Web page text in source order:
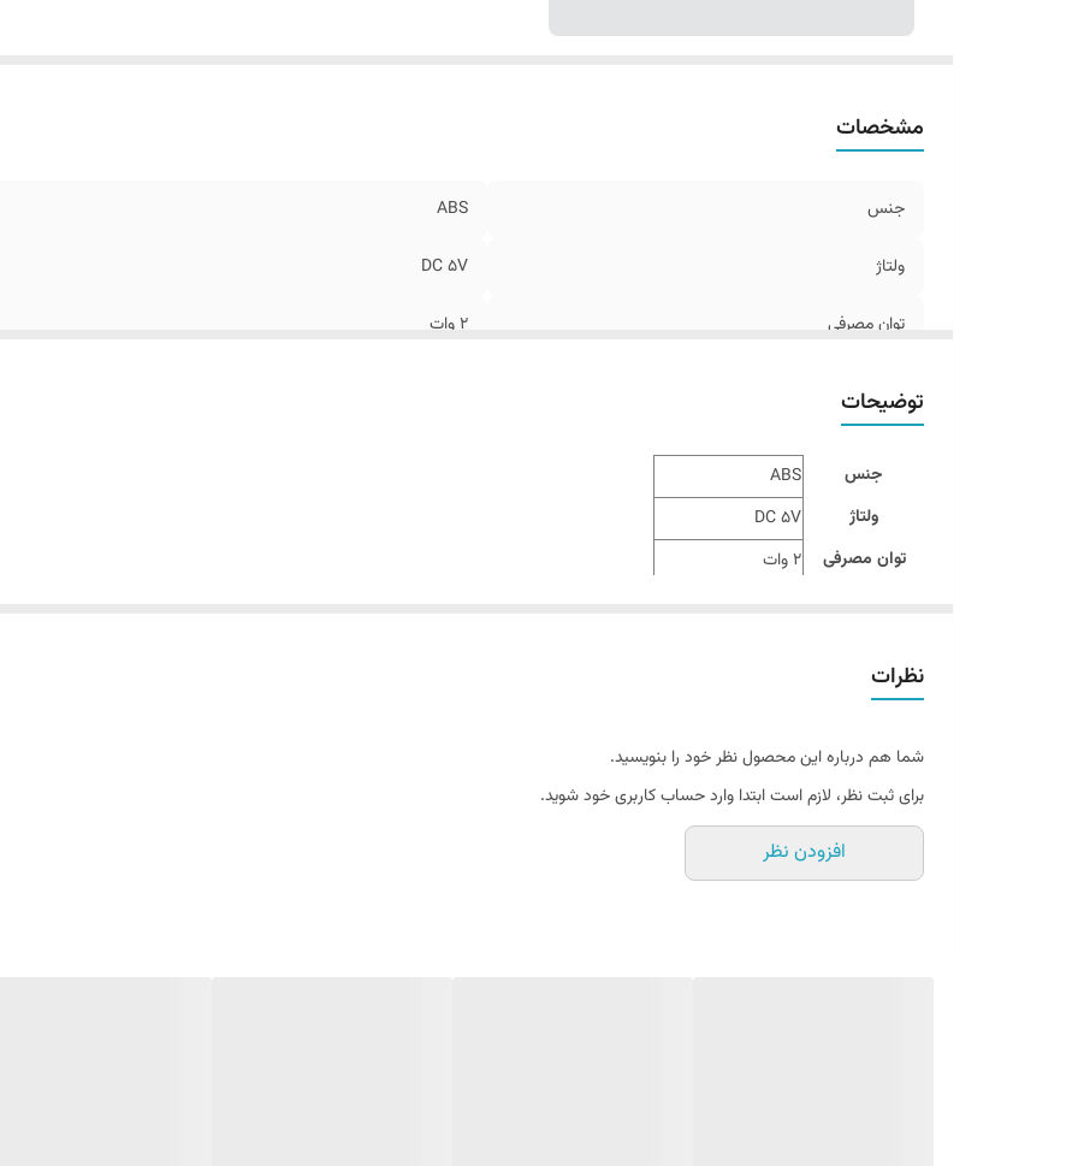
مشخصات
جنس ABS
ولتاژ DC 5V
توان مصرفی 2 وات
توضیحات
جنس
ABS
ولتاژ
DC 5V
توان مصرفی
2 وات
اندازه محصول
ساخت
چین
نظرات
شما هم درباره این محصول نظر خود را بنویسید.
برای ثبت نظر، لازم است ابتدا وارد حساب کاربری خود شوید.
افزودن نظر